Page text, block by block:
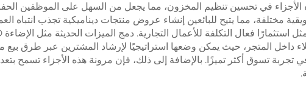
في تحسين تنظيم المخزون، مما يجعل من السهل على الموظفين
مختلفة، مما يتيح للبائعين إنشاء عروض منتجات ديناميكية تجذب
داخل المتجر، حيث يمكن وضعها استراتيجيًا لإرشاد المشترين عبر طرق
تجربة تسوق أكثر تميزًا. بالإضافة إلى ذلك، فإن مرونة هذه الأجزاء تسمح